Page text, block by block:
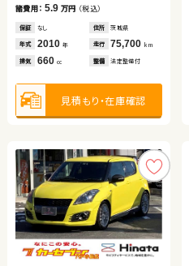
諸費用：5.9 万円 （税込）
保証 なし 住所 茨城県
年式 2010 年 走行 75,700 km
排気 660 cc 整備 法定整備付
見積もり・在庫確認
年式 2013年 走行
排気 3,500 整備 法定整備付
見積もり・在庫確認
日産 セレナ
年式 2010年 走行
排気 660 整備 法定整備付
見積もり・在庫確認
スズキ アルト ＨＢ